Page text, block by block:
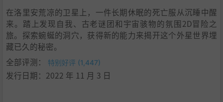
在洛里安荒凉的卫星上，一件长期休眠的死亡服从沉睡中醒
来。踏上发现自我、古老谜团和宇宙骇物的氛围2D冒险之
旅。探索蜿蜒的洞穴，获得新的能力来揭开这个外星世界埋
藏已久的秘密。
全部评测：
特别好评 (1,447)
发行日期：2022 年 11 月 3 日